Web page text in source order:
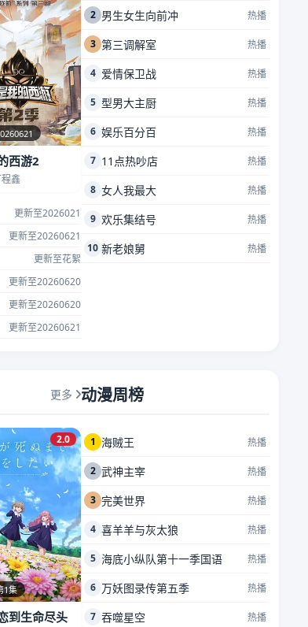
西游2
鑫
更新至2026021
更新至20260621
更新至花絮
更新至20260620
更新至20260620
更新至20260621
2 男生女生向前冲 热播
3 第三调解室 热播
4 爱情保卫战 热播
5 型男大主厨 热播
6 娱乐百分百 热播
7 11点热吵店 热播
8 女人我最大 热播
9 欢乐集结号 热播
10 新老娘舅 热播
更多
1集
2.0
到生命尽头
动漫周榜
1 海贼王 热播
2 武神主宰 热播
3 完美世界 热播
4 喜羊羊与灰太狼 热播
5 海底小纵队第十一季国语 热播
6 万妖图录传第五季 热播
7 吞噬星空 热播